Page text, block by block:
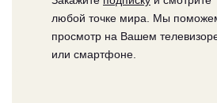
любой точке мира. Мы
просмотр на Вашем
или смартфоне.